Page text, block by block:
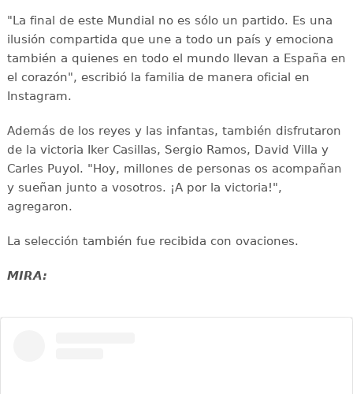
"La final de este Mundial no es sólo un partido. Es una
ilusión compartida que une a todo un país y emociona
también a quienes en todo el mundo llevan a España en
el corazón", escribió la familia de manera oficial en
Instagram.
Además de los reyes y las infantas, también disfrutaron
de la victoria Iker Casillas, Sergio Ramos, David Villa y
Carles Puyol. "Hoy, millones de personas os acompañan
y sueñan junto a vosotros. ¡A por la victoria!",
agregaron.
La selección también fue recibida con ovaciones.
MIRA: